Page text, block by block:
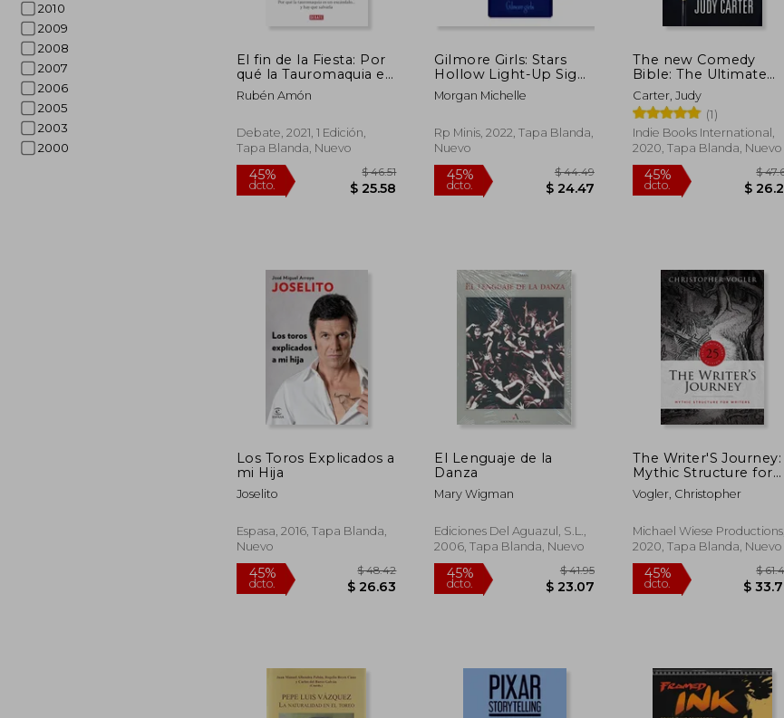
2010
2009
2008
2007
2006
2005
2003
2000
45% $ 33.06 45% 45%
El fin de la Fiesta: Por
qué la Tauromaquia es
un Escándalo. Y hay
que Salvarla
Rubén Amón
Debate, 2021, 1 Edición,
Tapa Blanda, Nuevo
45% $ 46.51
$ 25.58
Gilmore Girls: Stars
Hollow Light-Up Sign
(rp Minis) (en Inglés)
Morgan Michelle
Rp Minis, 2022, Tapa Blanda,
Nuevo
$ 44.49
$ 24.47
The new Comedy
Bible: The Ultimate
Guide to Writing and
Performing Stand-Up
Comedy (en Inglés)
Carter, Judy
(1)
Indie Books International,
2020, Tapa Blanda, Nuevo
45%
dcto.
Los Toros Explicados a
mi Hija
Joselito
Espasa, 2016, Tapa Blanda,
Nuevo
El Lenguaje de la
Danza
Mary Wigman
Ediciones Del Aguazul, S.L.,
2006, Tapa Blanda, Nuevo
The Writer'S Journey:
Mythic Structure for
Writers. 25Th
Anniversary Edition
Vogler, Christopher
Michael Wiese Productions,
2020, Tapa Blanda, Nuevo